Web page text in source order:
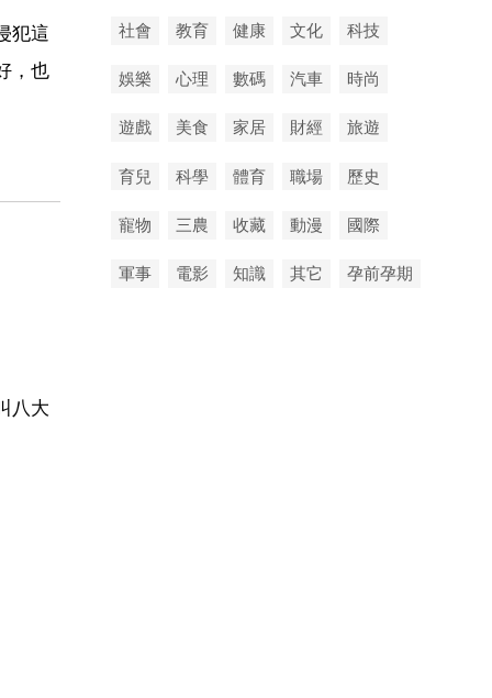
犯這
，也
八大
社會 教育 健康 文化 科技
娛樂 心理 數碼 汽車 時尚
遊戲 美食 家居 財經 旅遊
育兒 科學 體育 職場 歷史
寵物 三農 收藏 動漫 國際
軍事 電影 知識 其它 孕前孕期